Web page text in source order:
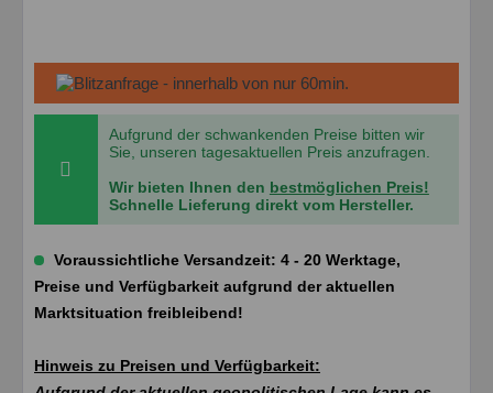
Aufgrund der schwankenden Preise bitten wir
Sie, unseren tagesaktuellen Preis anzufragen.
Wir bieten Ihnen den bestmöglichen Preis!
Schnelle Lieferung direkt vom Hersteller.
Voraussichtliche Versandzeit: 4 - 20 Werktage,
Preise und Verfügbarkeit aufgrund der aktuellen
Marktsituation freibleibend!
Hinweis zu Preisen und Verfügbarkeit: